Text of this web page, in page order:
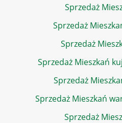
Sprzedaż
Sprzedaż
Sprzedaż
Sprzedaż Mieszkań
Sprzedaż
Sprzedaż Mieszkań
Sprzedaż